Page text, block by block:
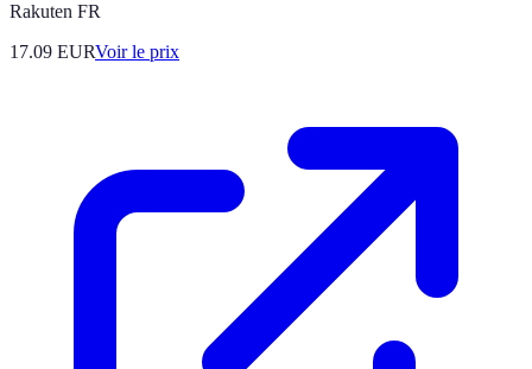
Rakuten FR
17.09 EURVoir le prix